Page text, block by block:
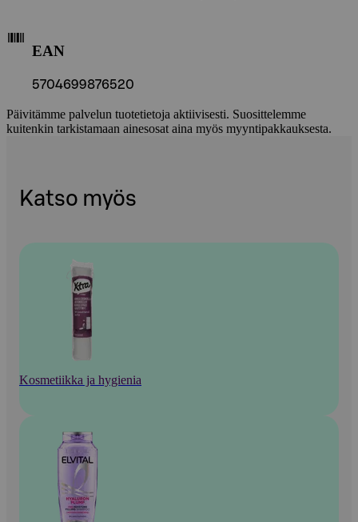
EAN
5704699876520
Päivitämme palvelun tuotetietoja aktiivisesti. Suosittelemme
kuitenkin tarkistamaan ainesosat aina myös myyntipakkauksesta.
Katso myös
Kosmetiikka ja hygienia